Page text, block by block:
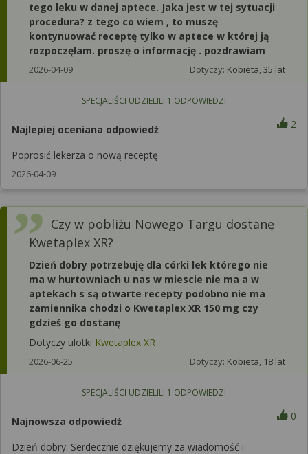
tego leku w danej aptece. Jaka jest w tej sytuacji
procedura? z tego co wiem , to muszę
kontynuować receptę tylko w aptece w której ją
rozpoczęłam. proszę o informację . pozdrawiam
2026-04-09 Dotyczy: Kobieta, 35 lat
SPECJALIŚCI UDZIELILI 1 ODPOWIEDZI
Najlepiej oceniana odpowiedź 2
Poprosić lekerza o nową receptę
2026-04-09
Czy w pobliżu Nowego Targu dostanę
Kwetaplex XR?
Dzień dobry potrzebuję dla córki lek którego nie
ma w hurtowniach u nas w miescie nie ma a w
aptekach s są otwarte recepty podobno nie ma
zamiennika chodzi o Kwetaplex XR 150 mg czy
gdzieś go dostanę
Dotyczy ulotki Kwetaplex XR
2026-06-25 Dotyczy: Kobieta, 18 lat
SPECJALIŚCI UDZIELILI 1 ODPOWIEDZI
Najnowsza odpowiedź 0
Dzień dobry. Serdecznie dziękujemy za wiadomość i